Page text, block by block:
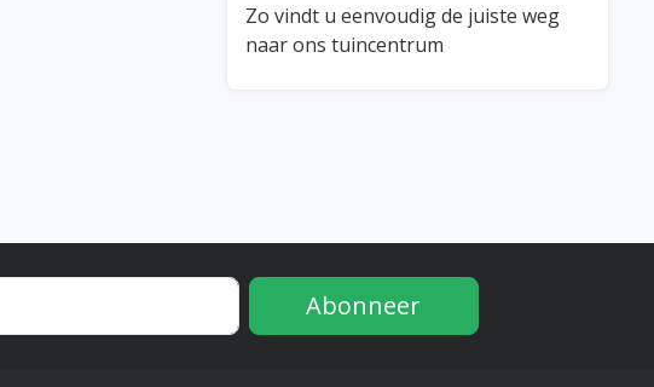
Zo vindt u eenvoudig de juiste weg
naar ons tuincentrum
Abonneer